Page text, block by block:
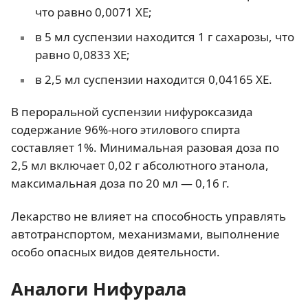
что равно 0,0071 ХЕ;
в 5 мл суспензии находится 1 г сахарозы, что
равно 0,0833 ХЕ;
в 2,5 мл суспензии находится 0,04165 ХЕ.
В пероральной суспензии нифуроксазида
содержание 96%-ного этилового спирта
составляет 1%. Минимальная разовая доза по
2,5 мл включает 0,02 г абсолютного этанола,
максимальная доза по 20 мл — 0,16 г.
Лекарство не влияет на способность управлять
автотранспортом, механизмами, выполнение
особо опасных видов деятельности.
Аналоги Нифурала